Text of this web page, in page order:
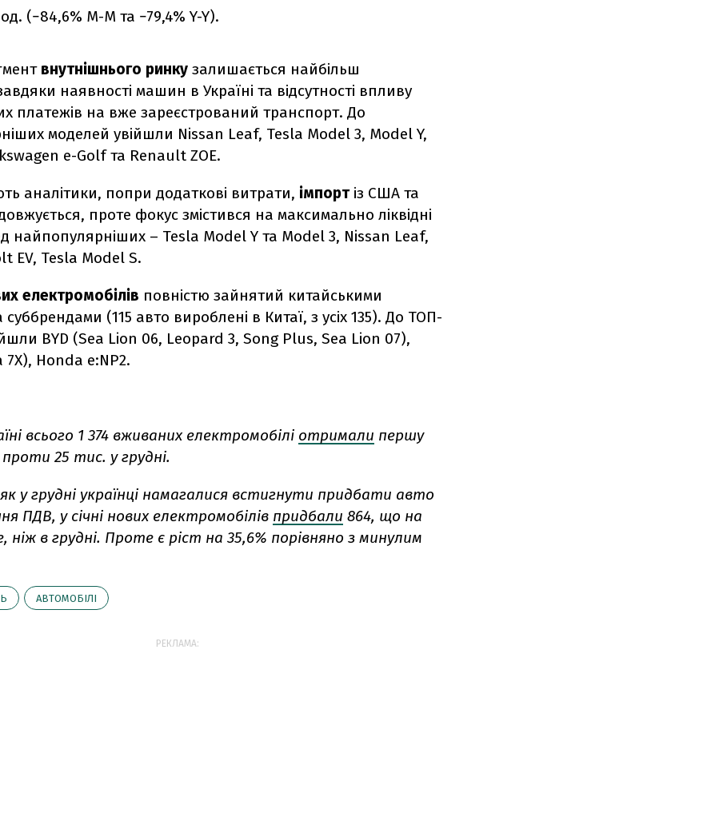
од. (−84,6% M-M та −79,4% Y-Y).
внутнішнього ринку залишається найбільш
наявності машин в Україні та відсутності впливу
платежів на вже зареєстрований транспорт. До
моделей увійшли Nissan Leaf, Tesla Model 3, Model Y,
e-Golf та Renault ZOE.
аналітики, попри додаткові витрати, імпортіз США та
проте фокус змістився на максимально ліквідні
найпопулярніших – Tesla Model Y та Model 3, Nissan Leaf,
EV, Tesla Model S.
електромобілів повністю зайнятий китайськими
(115 авто вироблені в Китаї, з усіх 135). До ТОП-
BYD (Sea Lion 06, Leopard 3, Song Plus, Sea Lion 07),
7X), Honda e:NP2.
всього 1 374 вживаних електромобілі отримали першу
25 тис. у грудні.
у грудні українці намагалися встигнути придбати авто
ПДВ, у січні нових електромобілів придбали 864, що на
ніж в грудні. Проте є ріст на 35,6% порівняно з минулим
АВТОМОБІЛІ
РЕКЛАМА: